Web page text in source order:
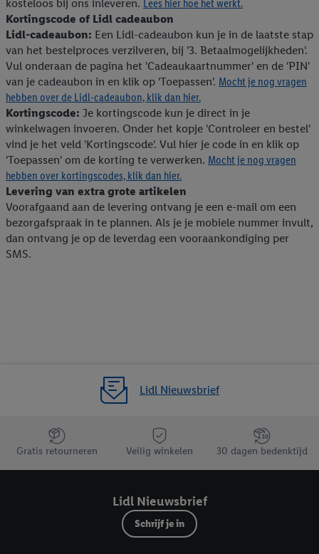
kosteloos bij ons inleveren. Lees hier hoe het werkt.
Kortingscode of Lidl cadeaubon
Lidl-cadeaubon: Een Lidl-cadeaubon kun je in de laatste stap
van het bestelproces verzilveren, bij '3. Betaalmogelijkheden'.
Vul onderaan de pagina het 'Cadeaukaartnummer' en de 'PIN'
van je cadeaubon in en klik op 'Toepassen'. Mocht je nog vragen
hebben over de Lidl-cadeaubon, klik dan hier.
Kortingscode: Je kortingscode kun je direct in je
winkelwagen invoeren. Onder het kopje 'Controleer en bestel'
vind je het veld 'Kortingscode'. Vul hier je code in en klik op
'Toepassen' om de korting te verwerken. Mocht je nog vragen
hebben over kortingscodes, klik dan hier.
Levering van extra grote artikelen
Voorafgaand aan de levering ontvang je een e-mail om een
bezorgafspraak in te plannen. Als je je mobiele nummer invult,
dan ontvang je op de leverdag een vooraankondiging per
SMS.
Lidl Nieuwsbrief
Jouw voordelen bij ons als Lidl webshop klant
Gratis retourneren Veilig winkelen 30 dagen bedenktijd
Lidl Nieuwsbrief
Schrijf je in